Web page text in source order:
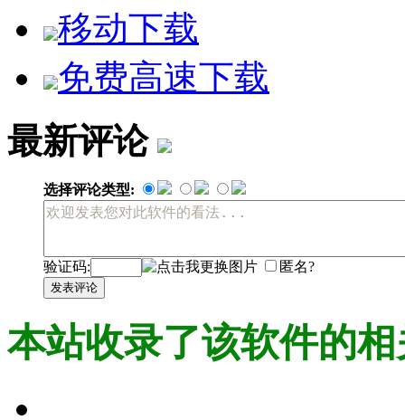
移动下载
免费高速下载
最新评论
选择评论类型:
验证码: 匿名?
发表评论
本站收录了该软件的